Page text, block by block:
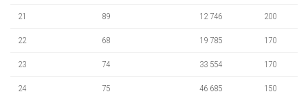
21 89 12 746 200
22 68 19 785 170
23 74 33 554 170
24 75 46 685 150